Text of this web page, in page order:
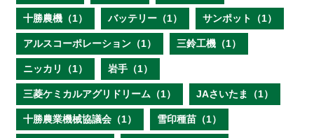
十勝農機（1） バッテリー（1） サンポット（1）
アルスコーポレーション（1） 三鈴工機（1）
ニッカリ（1） 岩手（1）
三菱ケミカルアグリドリーム（1） JAさいたま（1）
十勝農業機械協議会（1） 雪印種苗（1）